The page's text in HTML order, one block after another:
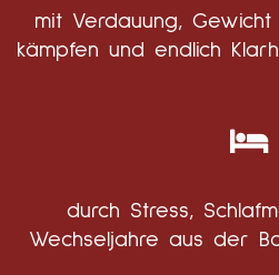
mit Verdauung,
kämpfen und endlich
durch Stress,
Wechseljahre aus der